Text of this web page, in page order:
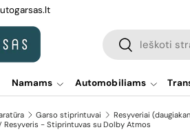
Paieška
Paieška
Namams Automobiliams
Garso stiprintuvai
Resyveriai
Resyveris - Stiprintuvas su Dolby Atmos